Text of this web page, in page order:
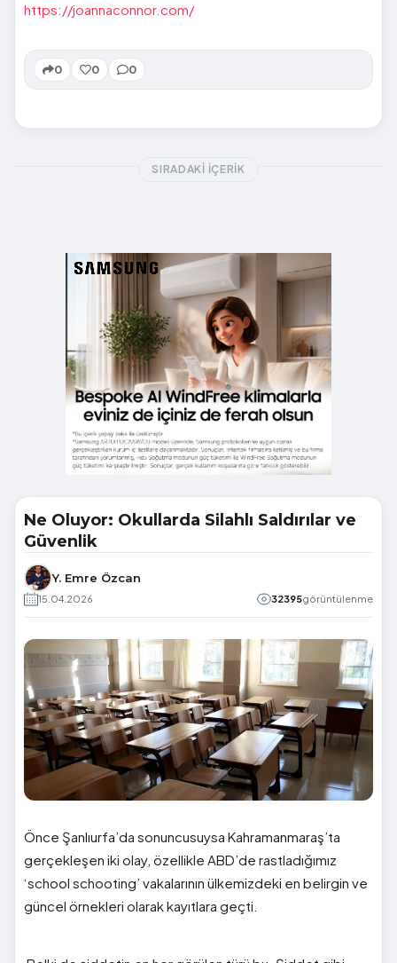
https://joannaconnor.com/
0 0 0
SIRADAKI İÇERIK
Ne Oluyor: Okullarda Silahlı Saldırılar ve
Güvenlik
Y. Emre Özcan
15.04.2026 32395görüntülenme
Önce Şanlıurfa’da sonuncusuysa Kahramanmaraş’ta
gerçekleşen iki olay, özellikle ABD’de rastladığımız
‘school schooting’ vakalarının ülkemizdeki en belirgin ve
güncel örnekleri olarak kayıtlara geçti.